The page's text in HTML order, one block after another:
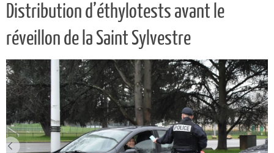
Distribution d’éthylotests avant le
réveillon de la Saint Sylvestre